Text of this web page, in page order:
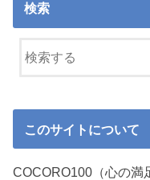
検索
このサイトについて
COCORO100（心の満